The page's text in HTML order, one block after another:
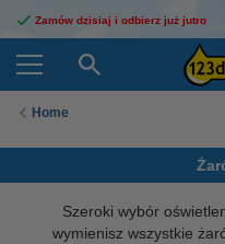
Zamów dzisiaj i odbierz już jutro
Home
Szeroki wybór
wymienisz wszystkie